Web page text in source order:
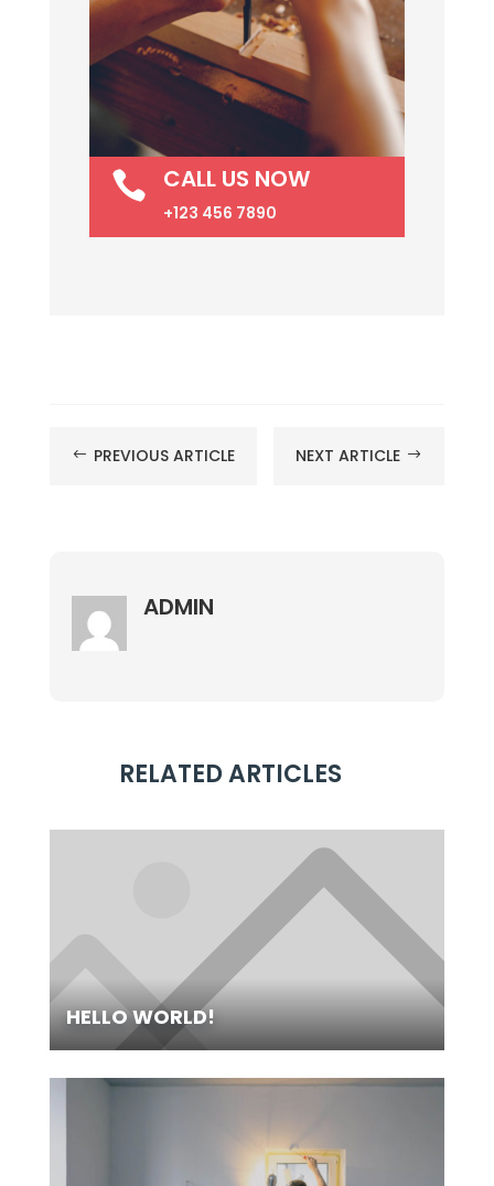
 CALL US NOW
+123 456 7890
# PREVIOUS ARTICLE NEXT ARTICLE $
ADMIN
RELATED ARTICLES
HELLO WORLD!